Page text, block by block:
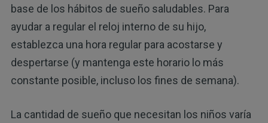
base de los hábitos de sueño saludables. Para
ayudar a regular el reloj interno de su hijo,
establezca una hora regular para acostarse y
despertarse (y mantenga este horario lo más
constante posible, incluso los fines de semana).
La cantidad de sueño que necesitan los niños varía